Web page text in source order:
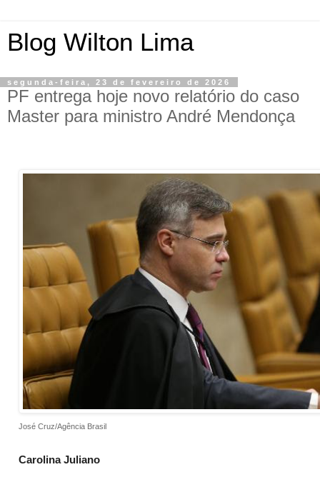
Blog Wilton Lima
segunda-feira, 23 de fevereiro de 2026
PF entrega hoje novo relatório do caso
Master para ministro André Mendonça
José Cruz/Agência Brasil
Carolina Juliano